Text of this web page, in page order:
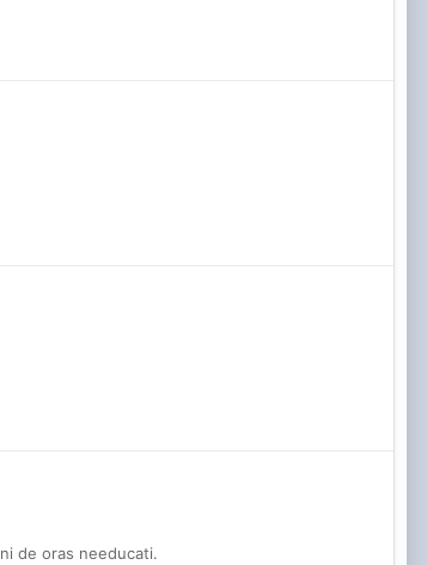
de oras needucati.